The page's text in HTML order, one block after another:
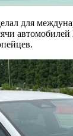
для